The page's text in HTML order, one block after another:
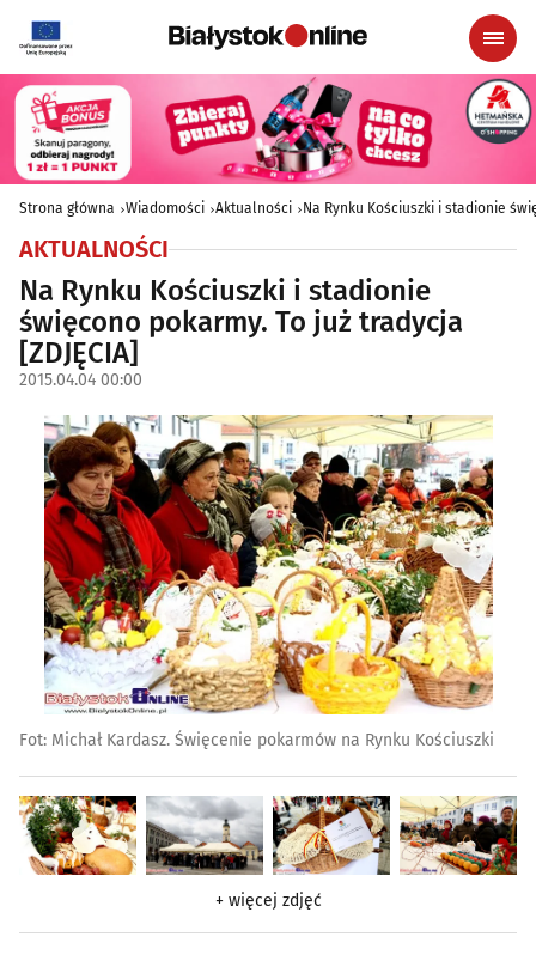
Strona główna Wiadomości Aktualności Na Rynku Kościuszki i stadionie
AKTUALNOŚCI
Na Rynku Kościuszki i stadionie
święcono pokarmy. To już tradycja
[ZDJĘCIA]
2015.04.04 00:00
Fot: Michał Kardasz. Święcenie pokarmów na Rynku Kościuszki
+ więcej zdjęć